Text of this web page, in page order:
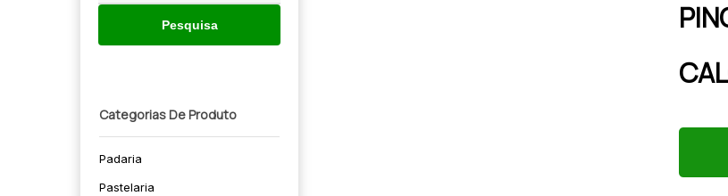
Pesquisa
Categorias De Produto
Padaria
Pastelaria